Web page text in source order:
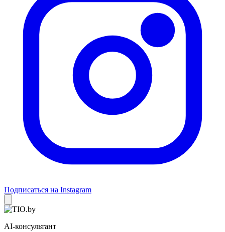
Подписаться на Instagram
AI-консультант